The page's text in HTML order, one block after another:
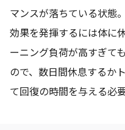
マンスが落ちている状態。
効果を発揮するには体に
ーニング負荷が高すぎて
ので、数日間休息するか
て回復の時間を与える必